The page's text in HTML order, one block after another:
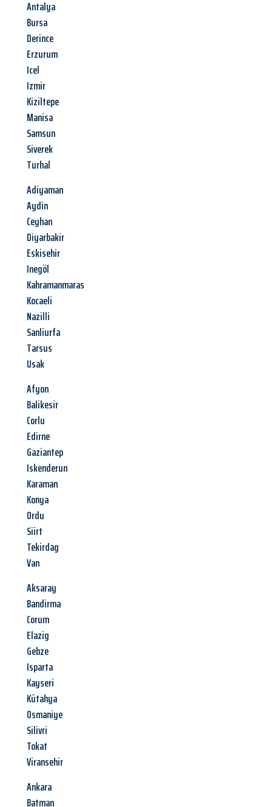
Antalya
Bursa
Derince
Erzurum
Icel
Izmir
Kiziltepe
Manisa
Samsun
Siverek
Turhal
Adiyaman
Aydin
Ceyhan
Diyarbakir
Eskisehir
Inegöl
Kahramanmaras
Kocaeli
Nazilli
Sanliurfa
Tarsus
Usak
Afyon
Balikesir
Corlu
Edirne
Gaziantep
Iskenderun
Karaman
Konya
Ordu
Siirt
Tekirdag
Van
Aksaray
Bandirma
Corum
Elazig
Gebze
Isparta
Kayseri
Kütahya
Osmaniye
Silivri
Tokat
Viransehir
Ankara
Batman